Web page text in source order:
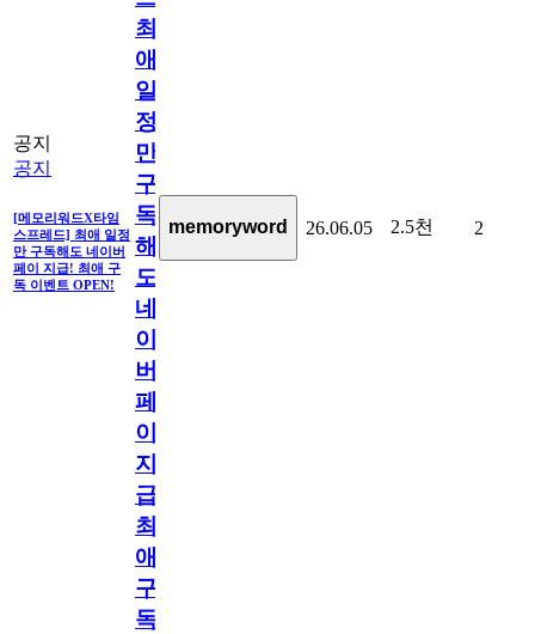
공지
공지
[메모리워드X타임
스프레드] 최애 일정
만 구독해도 네이버
페이 지급! 최애 구
독 이벤트 OPEN!
최
애
일
정
만
구
독
해
도
네
이
버
페
이
지
급!
최
애
구
독
memoryword 26.06.05 2.5천 2